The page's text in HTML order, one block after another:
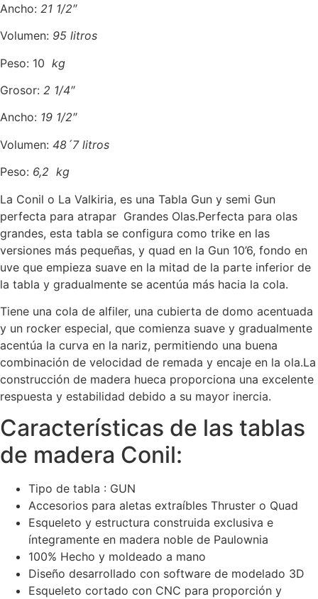
Ancho: 21 1/2″
Volumen: 95 litros
Peso: 10 kg
Grosor: 2 1/4″
Ancho: 19 1/2″
Volumen: 48´7 litros
Peso: 6,2 kg
La Conil o La Valkiria, es una Tabla Gun y semi Gun
perfecta para atrapar Grandes Olas.Perfecta para olas
grandes, esta tabla se configura como trike en las
versiones más pequeñas, y quad en la Gun 10’6, fondo en
uve que empieza suave en la mitad de la parte inferior de
la tabla y gradualmente se acentúa más hacia la cola.
Tiene una cola de alfiler, una cubierta de domo acentuada
y un rocker especial, que comienza suave y gradualmente
acentúa la curva en la nariz, permitiendo una buena
combinación de velocidad de remada y encaje en la ola.La
construcción de madera hueca proporciona una excelente
respuesta y estabilidad debido a su mayor inercia.
Características de las tablas
de madera Conil:
Tipo de tabla : GUN
Accesorios para aletas extraíbles Thruster o Quad
Esqueleto y estructura construida exclusiva e
íntegramente en madera noble de Paulownia
100% Hecho y moldeado a mano
Diseño desarrollado con software de modelado 3D
Esqueleto cortado con CNC para proporción y